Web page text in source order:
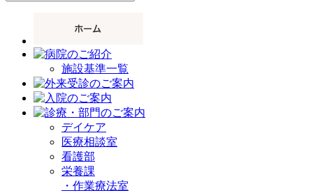
施設基準一覧
デイケア
医療相談室
看護部
栄養課
・ 作業療法室